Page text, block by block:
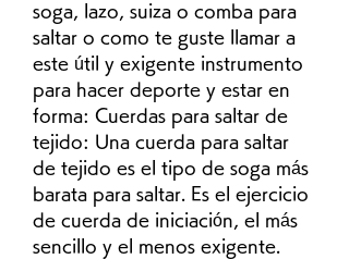
soga, lazo, suiza o comba para
saltar o como te guste llamar a
este útil y exigente instrumento
para hacer deporte y estar en
forma: Cuerdas para saltar de
tejido: Una cuerda para saltar
de tejido es el tipo de soga más
barata para saltar. Es el ejercicio
de cuerda de iniciación, el más
sencillo y el menos exigente.